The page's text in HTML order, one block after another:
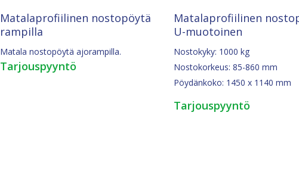
Pyydä Tarjous
Matalaprofiilinen nostopöytä
rampilla
Matala nostopöytä ajorampilla.
Tarjouspyyntö
Pyydä Tarjous
Matalaprofiilinen
U-muotoinen
Nostokyky: 1000 kg
Nostokorkeus: 85-860 mm
Pöydänkoko: 1450 x 1140 mm
Tarjouspyyntö